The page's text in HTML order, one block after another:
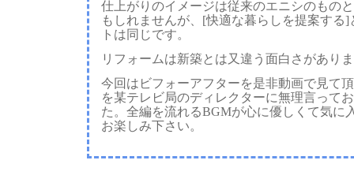
仕上がりのイメージは従来のエニシのもの
もしれませんが、[快適な暮らしを提案する]
トは同じです。
リフォームは新築とは又違う面白さがあり
今回はビフォーアフターを是非動画で見て
を某テレビ局のディレクターに無理言って
た。全編を流れるBGMが心に優しくて気に
お楽しみ下さい。